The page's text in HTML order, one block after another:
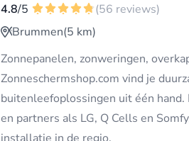
4.8/5
(56 reviews)
Brummen(5 km)
Zonnepanelen, zonweringen,
Zonneschermshop.com vind je
buitenleefoplossingen uit één
en partners als LG, Q Cells en